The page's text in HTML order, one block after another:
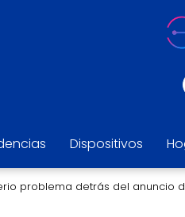
Dispositivos
problema detrás del anuncio